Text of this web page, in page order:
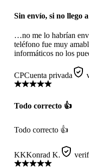
Sin envío, si no llego
…no me lo habrían
teléfono fue muy
informáticos no los
CPCuenta privada
Todo correcto 👍
Todo correcto 👍
KKKonrad K.